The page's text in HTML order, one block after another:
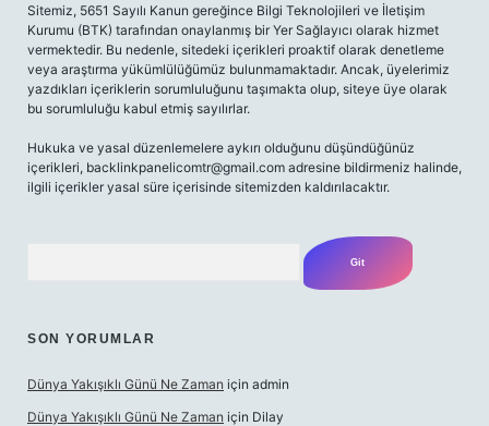
Sitemiz, 5651 Sayılı Kanun gereğince Bilgi Teknolojileri ve İletişim
Kurumu (BTK) tarafından onaylanmış bir Yer Sağlayıcı olarak hizmet
vermektedir. Bu nedenle, sitedeki içerikleri proaktif olarak denetleme
veya araştırma yükümlülüğümüz bulunmamaktadır. Ancak, üyelerimiz
yazdıkları içeriklerin sorumluluğunu taşımakta olup, siteye üye olarak
bu sorumluluğu kabul etmiş sayılırlar.
Hukuka ve yasal düzenlemelere aykırı olduğunu düşündüğünüz
içerikleri, backlinkpanelicomtr@gmail.com adresine bildirmeniz halinde,
ilgili içerikler yasal süre içerisinde sitemizden kaldırılacaktır.
SON YORUMLAR
Dünya Yakışıklı Günü Ne Zaman için admin
Dünya Yakışıklı Günü Ne Zaman için Dilay